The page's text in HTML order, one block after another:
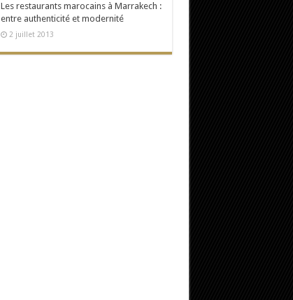
Les restaurants marocains à Marrakech :
entre authenticité et modernité
2 juillet 2013